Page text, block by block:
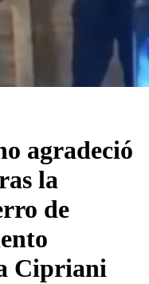
agradeció
la
de
Cipriani